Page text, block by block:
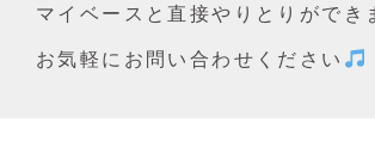
マイベースと直接やりとりがで
お気軽にお問い合わせください